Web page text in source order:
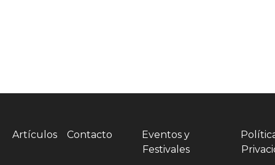
Artículos Contacto
Eventos y
Festivales